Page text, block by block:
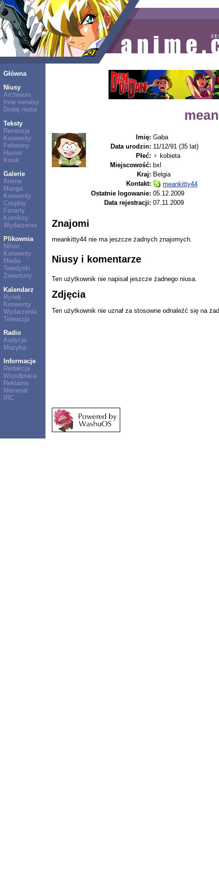
Główna
Niusy
Archiwum
Inne serwisy
Dodaj niusa
Teksty
Recenzje
Konwenty
Felietony
Humor
Kiosk
Galerie
Anime
Manga
Konwenty
Cosplay
Fanarty
Komiksy
Wydarzenia
Plikownia
Nihon
Konwenty
Media
Teledyski
Zwiastuny
Kalendarz
Rynek
Konwenty
Wydarzenia
Telewizja
Radio
Audycje
Muzyka
Informacje
Redakcja
Współpraca
Reklama
Mecenat
IRC
Imię: Gaba
Data urodzin: 11/12/91 (35 lat)
Płeć: ♀ kobieta
Miejscowość: bxl
Kraj: Belgia
Kontakt:
meankitty44
Ostatnie logowanie: 05.12.2009
Data rejestracji: 07.11.2009
Znajomi
meankitty44 nie ma jeszcze żadnych znajomych.
Niusy i komentarze
Ten użytkownik nie napisał jeszcze żadnego niusa.
Zdjęcia
Ten użytkownik nie uznał za stosowne odnaleźć się na